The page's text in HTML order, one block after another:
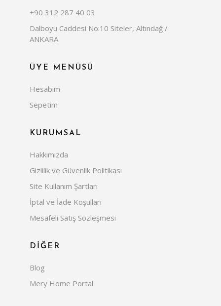
+90 312 287 40 03
Dalboyu Caddesi No:10 Siteler, Altındağ /
ANKARA
ÜYE MENÜSÜ
Hesabım
Sepetim
KURUMSAL
Hakkımızda
Gizlilik ve Güvenlik Politikası
Site Kullanım Şartları
İptal ve İade Koşulları
Mesafeli Satış Sözleşmesi
DİĞER
Blog
Mery Home Portal